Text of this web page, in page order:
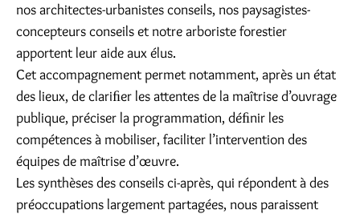
nos architectes-urbanistes conseils, nos paysagistes-
concepteurs conseils et notre arboriste forestier
apportent leur aide aux élus.
Cet accompagnement permet notamment, après un état
des lieux, de clariﬁer les attentes de la maîtrise d’ouvrage
publique, préciser la programmation, déﬁnir les
compétences à mobiliser, faciliter l’intervention des
équipes de maîtrise d’œuvre.
Les synthèses des conseils ci-après, qui répondent à des
préoccupations largement partagées, nous paraissent